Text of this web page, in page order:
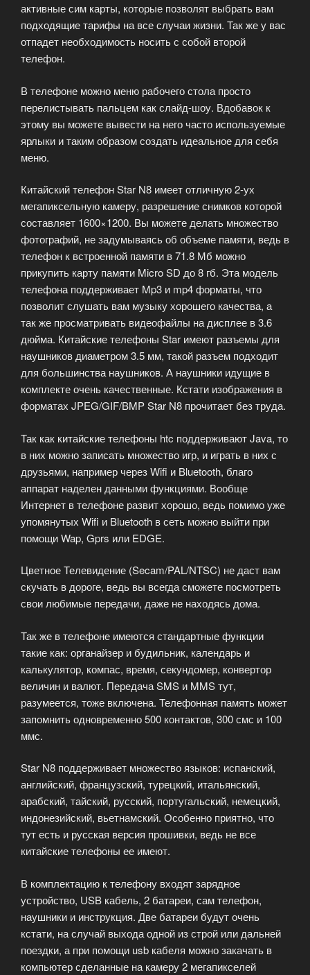
активные сим карты, которые позволят выбрать вам
подходящие тарифы на все случаи жизни. Так же у вас
отпадет необходимость носить с собой второй
телефон.
В телефоне можно меню рабочего стола просто
перелистывать пальцем как слайд-шоу. Вдобавок к
этому вы можете вывести на него часто используемые
ярлыки и таким образом создать идеальное для себя
меню.
Китайский телефон Star N8 имеет отличную 2-ух
мегапиксельную камеру, разрешение снимков которой
составляет 1600×1200. Вы можете делать множество
фотографий, не задумываясь об объеме памяти, ведь в
телефон к встроенной памяти в 71.8 Мб можно
прикупить карту памяти Micro SD до 8 гб. Эта модель
телефона поддерживает Mp3 и mp4 форматы, что
позволит слушать вам музыку хорошего качества, а
так же просматривать видеофайлы на дисплее в 3.6
дюйма. Китайские телефоны Star имеют разъемы для
наушников диаметром 3.5 мм, такой разъем подходит
для большинства наушников. А наушники идущие в
комплекте очень качественные. Кстати изображения в
форматах JPEG/GIF/BMP Star N8 прочитает без труда.
Так как китайские телефоны htc поддерживают Java, то
в них можно записать множество игр, и играть в них с
друзьями, например через Wifi и Bluetooth, благо
аппарат наделен данными функциями. Вообще
Интернет в телефоне развит хорошо, ведь помимо уже
упомянутых Wifi и Bluetooth в сеть можно выйти при
помощи Wap, Gprs или EDGE.
Цветное Телевидение (Secam/PAL/NTSC) не даст вам
скучать в дороге, ведь вы всегда сможете посмотреть
свои любимые передачи, даже не находясь дома.
Так же в телефоне имеются стандартные функции
такие как: органайзер и будильник, календарь и
калькулятор, компас, время, секундомер, конвертор
величин и валют. Передача SMS и MMS тут,
разумеется, тоже включена. Телефонная память может
запомнить одновременно 500 контактов, 300 смс и 100
ммс.
Star N8 поддерживает множество языков: испанский,
английский, французский, турецкий, итальянский,
арабский, тайский, русский, португальский, немецкий,
индонезийский, вьетнамский. Особенно приятно, что
тут есть и русская версия прошивки, ведь не все
китайские телефоны ее имеют.
В комплектацию к телефону входят зарядное
устройство, USB кабель, 2 батареи, сам телефон,
наушники и инструкция. Две батареи будут очень
кстати, на случай выхода одной из строй или дальней
поездки, а при помощи usb кабеля можно закачать в
компьютер сделанные на камеру 2 мегапикселей